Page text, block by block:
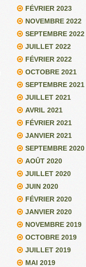
FÉVRIER 2023
NOVEMBRE 2022
SEPTEMBRE 2022
JUILLET 2022
FÉVRIER 2022
OCTOBRE 2021
SEPTEMBRE 2021
JUILLET 2021
AVRIL 2021
FÉVRIER 2021
JANVIER 2021
SEPTEMBRE 2020
AOÛT 2020
JUILLET 2020
JUIN 2020
FÉVRIER 2020
JANVIER 2020
NOVEMBRE 2019
OCTOBRE 2019
JUILLET 2019
MAI 2019